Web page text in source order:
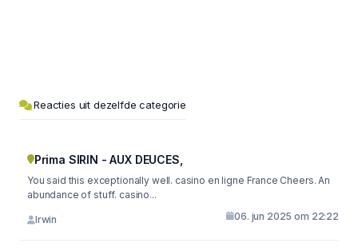
Reacties uit dezelfde categorie
Prima SIRIN - AUX DEUCES,
You said this exceptionally well. casino en ligne France Cheers. An
abundance of stuff. casino...
Irwin 06. jun 2025 om 22:22